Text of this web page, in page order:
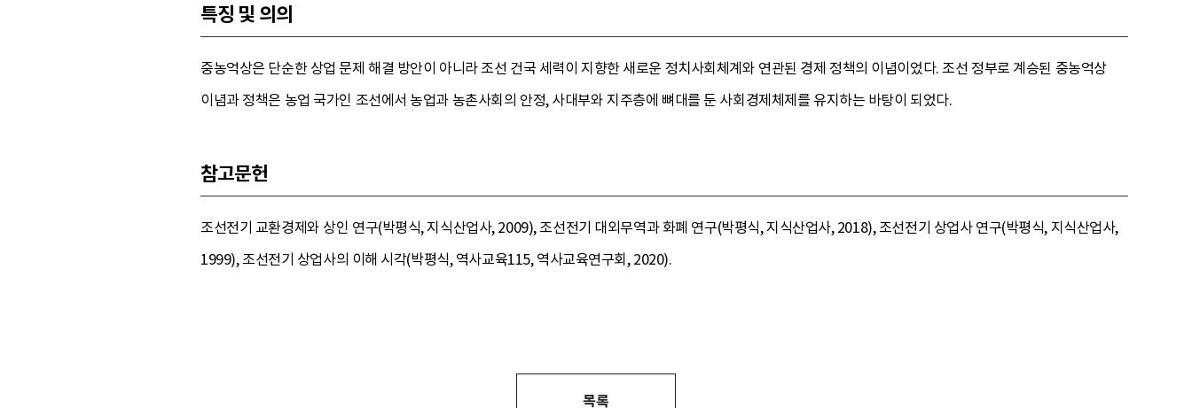
특징 및 의의
중농억상은 단순한 상업 문제 해결 방안이 아니라 조선 건국 세력이 지향한 새로운 정치사회체계와 연관된 경제 정책의 이념이었다. 조선 정부로 계승된 중농억상
이념과 정책은 농업 국가인 조선에서 농업과 농촌사회의 안정, 사대부와 지주층에 뼈대를 둔 사회경제체제를 유지하는 바탕이 되었다.
참고문헌
조선전기 교환경제와 상인 연구(박평식, 지식산업사, 2009), 조선전기 대외무역과 화폐 연구(박평식, 지식산업사, 2018), 조선전기 상업사 연구(박평식, 지식산업사,
1999), 조선전기 상업사의 이해 시각(박평식, 역사교육115, 역사교육연구회, 2020).
목록